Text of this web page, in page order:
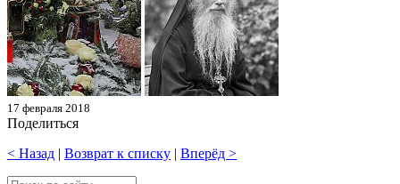
17 февраля 2018
Поделиться
< Назад | Возврат к списку | Вперёд >